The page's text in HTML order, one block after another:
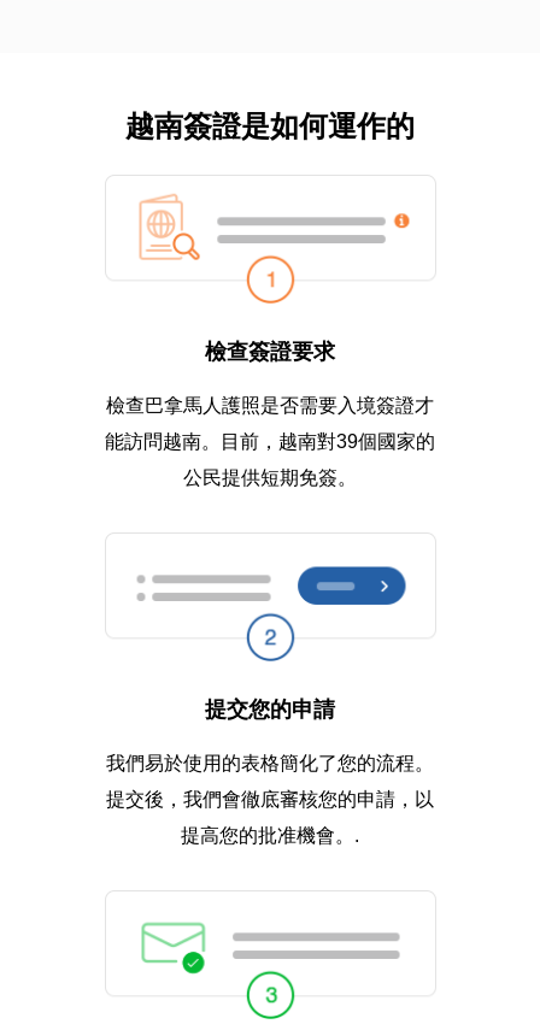
越南簽證是如何運作的
檢查簽證要求
檢查巴拿馬人護照是否需要入境簽證才
能訪問越南。目前，越南對39個國家的
公民提供短期免簽。
提交您的申請
我們易於使用的表格簡化了您的流程。
提交後，我們會徹底審核您的申請，以
提高您的批准機會。.